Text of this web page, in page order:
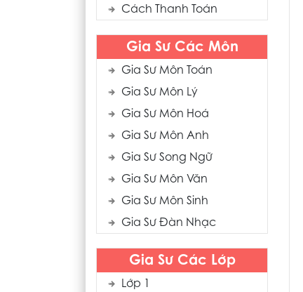
Cách Thanh Toán
Gia Sư Các Môn
Gia Sư Môn Toán
Gia Sư Môn Lý
Gia Sư Môn Hoá
Gia Sư Môn Anh
Gia Sư Song Ngữ
Gia Sư Môn Văn
Gia Sư Môn Sinh
Gia Sư Đàn Nhạc
Gia Sư Các Lớp
Lớp 1